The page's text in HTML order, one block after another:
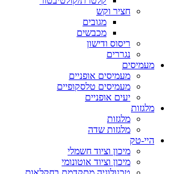
חציר וקש
מגובים
מכבשים
ריסוס ודישון
נגררים
מעמיסים
מעמיסים אופניים
מעמיסים טלסקופיים
יעים אופניים
מלגזות
מלגזות
מלגזות שדה
היי-טק
מיכון וציוד חשמלי
מיכון וציוד אוטונומי